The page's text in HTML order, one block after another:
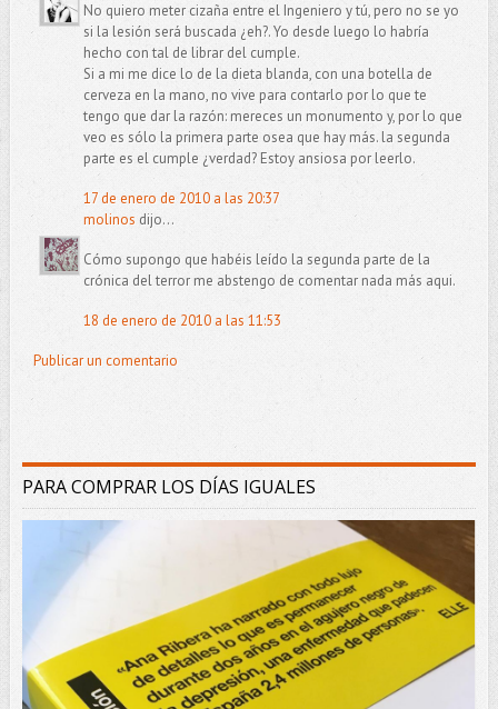
No quiero meter cizaña entre el Ingeniero y tú, pero no se yo
si la lesión será buscada ¿eh?. Yo desde luego lo habría
hecho con tal de librar del cumple.
Si a mi me dice lo de la dieta blanda, con una botella de
cerveza en la mano, no vive para contarlo por lo que te
tengo que dar la razón: mereces un monumento y, por lo que
veo es sólo la primera parte osea que hay más. la segunda
parte es el cumple ¿verdad? Estoy ansiosa por leerlo.
17 de enero de 2010 a las 20:37
molinos dijo...
Cómo supongo que habéis leído la segunda parte de la
crónica del terror me abstengo de comentar nada más aqui.
18 de enero de 2010 a las 11:53
Publicar un comentario
PARA COMPRAR LOS DÍAS IGUALES